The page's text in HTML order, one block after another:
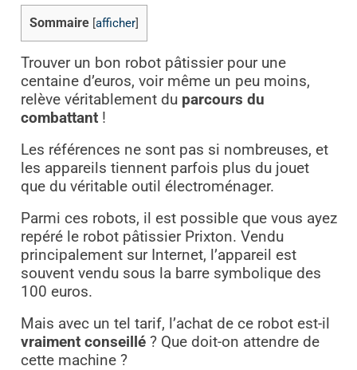
Sommaire afficher]
Trouver un bon robot pâtissier pour une
centaine d’euros, voir même un peu moins,
relève véritablement du parcours du
combattant!
Les références ne sont pas si nombreuses, et
les appareils tiennent parfois plus du jouet
que du véritable outil électroménager.
Parmi ces robots, il est possible que vous ayez
repéré le robot pâtissier Prixton. Vendu
principalement sur Internet, l’appareil est
souvent vendu sous la barre symbolique des
100 euros.
Mais avec un tel tarif, l’achat de ce robot est-il
vraiment conseillé? Que doit-on attendre de
cette machine ?